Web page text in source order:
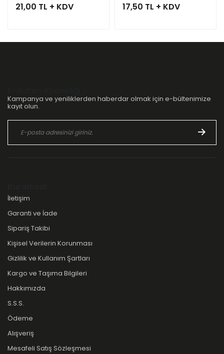
21,00 TL + KDV 17,50 TL + KDV
Kampanya ve yeniliklerden haberdar olmak için e-bültenimize
kayıt olun.
İletişim
Garanti ve İade
Sipariş Takibi
Kişisel Verilerin Korunması
Gizlilik ve Kullanım Şartları
Kargo ve Taşıma Bilgileri
Hakkımızda
S.S.S.
Ödeme
Alışveriş
Mesafeli Satış Sözleşmesi